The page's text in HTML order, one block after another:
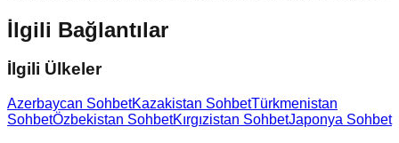
İlgili Bağlantılar
İlgili Ülkeler
Azerbaycan SohbetKazakistan SohbetTürkmenistan
SohbetÖzbekistan SohbetKırgızistan SohbetJaponya Sohbet